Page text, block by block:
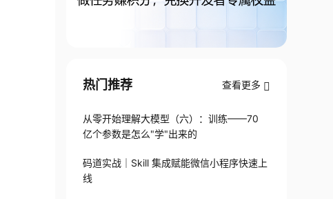
热门推荐 查看更多
从零开始理解大模型（六）：训练——70
亿个参数是怎么"学"出来的
码道实战｜Skill 集成赋能微信小程序快速上
线